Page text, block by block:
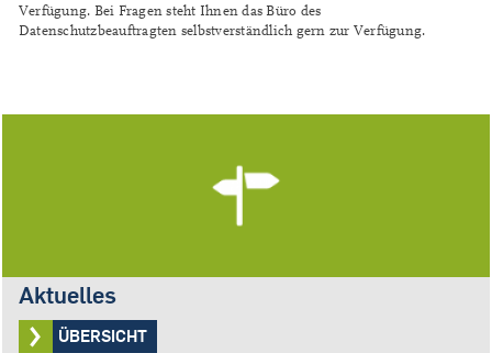
Verfügung. Bei Fragen steht Ihnen das Büro des
Datenschutzbeauftragten selbstverständlich gern zur Verfügung.
Aktuelles
ÜBERSICHT